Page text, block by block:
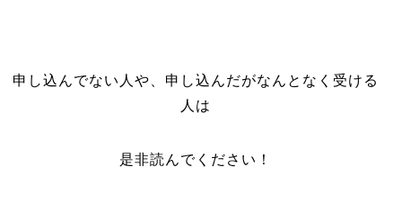
申し込んでない人や、申し込んだがなんとなく受ける
人は
是非読んでください！